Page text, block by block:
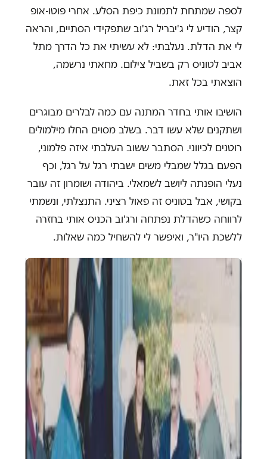
לספה שמתחת לתמונת כיפת הסלע. אחרי פוטו-אופ
קצר, הודיע לי ג'יבריל רג'וב שתפקידי הסתיים, והראה
לי את הדלת. נעלבתי: לא עשיתי את כל הדרך מתל
אביב לטוניס רק בשביל צילום. מחאתי נרשמה,
הוצאתי בכל זאת.
הושיבו אותי בחדר המתנה עם כמה לבלרים מבוגרים
ושתקנים שלא עשו דבר. בשלב מסוים החלו מילמולים
רוטנים לכיווני. הסתבר ששוב העלבתי איזה פלמוני,
הפעם בגלל שמבלי משים ישבתי רגל על רגל, וכף
נעלי הופנתה ליושב לשמאלי. ביהודה ושומרון זה עובר
בקושי, אבל בטוניס זה פאול רציני. התנצלתי, ונשמתי
לרווחה כשהדלת נפתחה ורג'וב הכניס אותי בחזרה
ללשכת היו"ר, ואיפשר לי להשחיל כמה שאלות.